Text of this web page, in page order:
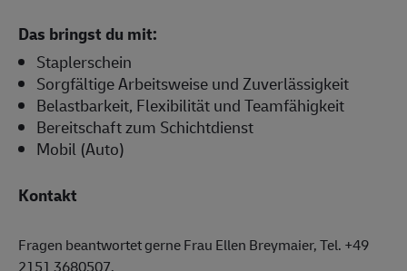
Das bringst du mit:
Staplerschein
Sorgfältige Arbeitsweise und Zuverlässigkeit
Belastbarkeit, Flexibilität und Teamfähigkeit
Bereitschaft zum Schichtdienst
Mobil (Auto)
Kontakt
Fragen beantwortet gerne Frau Ellen Breymaier, Tel. +49
2151 3680507.